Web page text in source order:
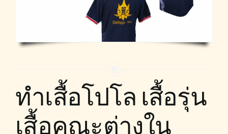
ทำเสื้อโปโล เสื้อรุ่น
เสื้อคณะต่างใน